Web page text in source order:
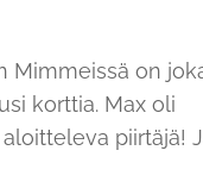
Mimmeissä on
korttia. Max oli
piirtäjä!